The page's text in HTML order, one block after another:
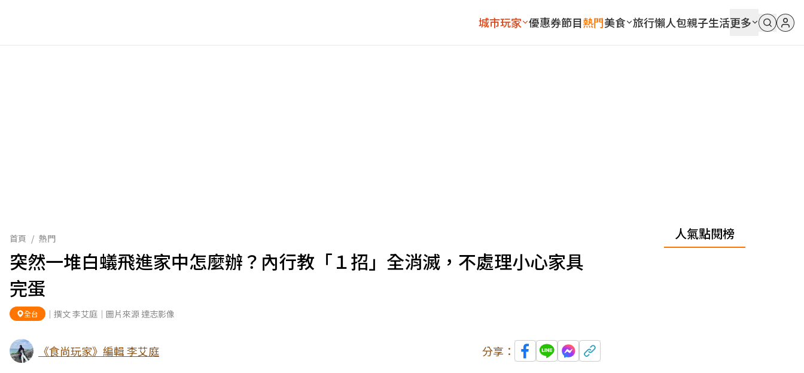
城市玩家 優惠券節目熱門美食 旅行懶人包親子生活更多
首頁 / 熱門
突然一堆白蟻飛進家中怎麼辦？內行教「１招」全消滅，不處理小心家具
完蛋
全台 ｜撰文 李艾庭｜圖片來源 達志影像
《食尚玩家》編輯 李艾庭 分享：
人氣點閱榜